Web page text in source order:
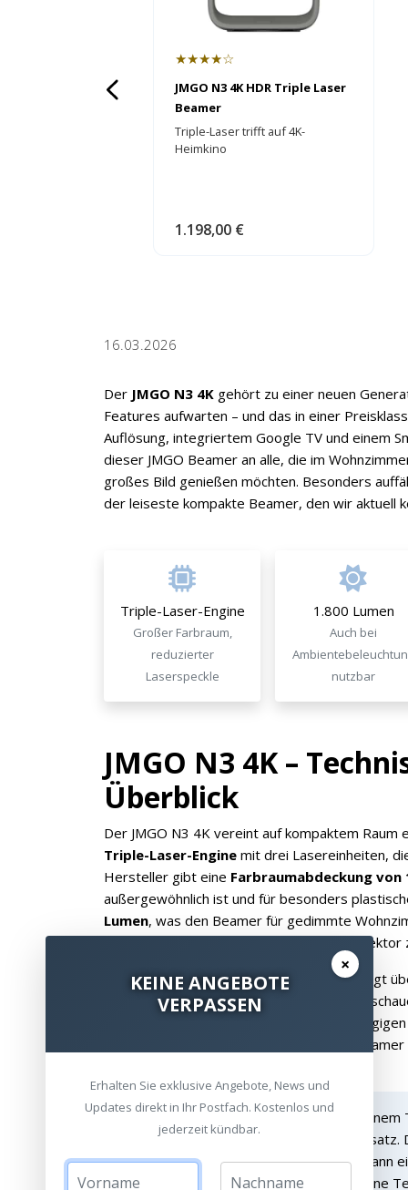
★★★★☆
JMGO N3 4K HDR Triple Laser
Beamer
Triple-Laser trifft auf 4K-
Heimkino
1.198,00 €
16.03.2026
Der JMGO N3 4K gehört zu einer neuen
Features aufwarten – und das in einer
Auflösung, integriertem Google TV und einem
dieser JMGO Beamer an alle, die im
großes Bild genießen möchten. Besonders
der leiseste kompakte Beamer, den wir aktuell
Triple-Laser-Engine
Großer Farbraum,
reduzierter
Laserspeckle
1.800 Lumen
Auch bei
nutzbar
JMGO N3 4K –
Überblick
Der JMGO N3 4K vereint auf kompaktem
Triple-Laser-Engine mit drei Lasereinheiten,
Hersteller gibt eine Farbraumabdeckung von
außergewöhnlich ist und für besonders
Lumen, was den Beamer für gedimmte
macht, ohne ihn zum reinen Tageslichtprojektor
HDR wird unterstützt, und das Gerät verfügt
JMGO N3 4K3D-Support
– wer 3D-Filme
bringt WLAN, alle
Streaming-Stick nötig ist. Der 4K-fähige
Was bedeutet Triple-Laser? Bei
Lasereinheiten (Rot, Grün, Blau) zum
hohe Helligkeit. Der Nachteil: Laserlicht kann
Laserspeckle. JMGO hat hierfür eine eigene
×
KEINE ANGEBOTE
VERPASSEN
Erhalten Sie exklusive Angebote, News und
Updates direkt in Ihr Postfach. Kostenlos und
jederzeit kündbar.